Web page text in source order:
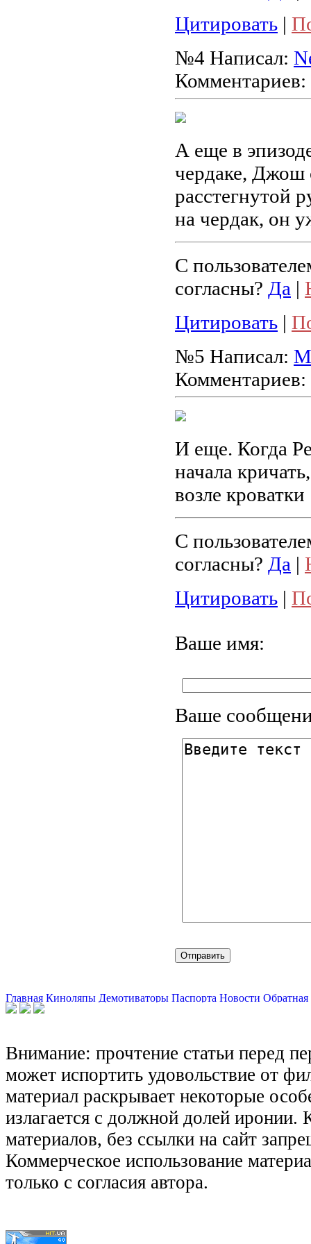
Цитировать |
№4 Написал:
Комментариев:
А еще в
чердаке, Джош
расстегнутой
на чердак, он
С
согласны? Да |
Цитировать |
№5 Написал:
Комментариев:
И еще. Когда
начала
возле кроватки
С
согласны? Да |
Цитировать |
Ваше имя:
Ваше
Главная Киноляпы Демотиваторы Паспорта Новости Обратная
Внимание: прочтение статьи перед
может испортить удовольствие от
материал раскрывает некоторые
излагается с должной долей иронии.
материалов, без ссылки на сайт
Коммерческое использование
только с согласия автора.